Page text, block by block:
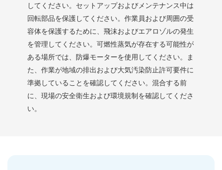
してください。セットアップおよびメンテナンス中は
回転部品を保護してください。作業員および周囲の受
容体を保護するために、飛沫およびエアロゾルの発生
を管理してください。可燃性蒸気が存在する可能性が
ある場所では、防爆モーターを使用してください。ま
た、作業が地域の排出および大気汚染防止許可要件に
準拠していることを確認してください。混合する前
に、現場の安全衛生および環境規制を確認してくださ
い。